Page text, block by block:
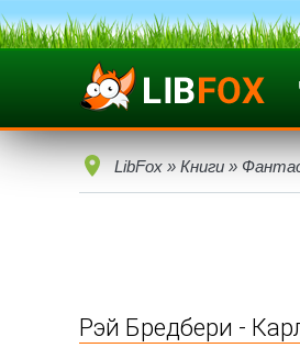
LibFox » Книги »
Рэй Бредбери -